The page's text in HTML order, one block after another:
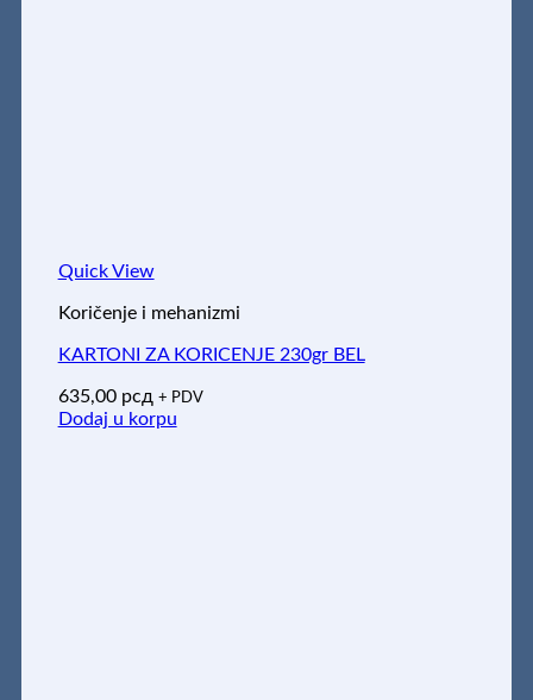
Quick View
Koričenje i mehanizmi
KARTONI ZA KORICENJE 230gr BEL
635,00 рсд + PDV
Dodaj u korpu